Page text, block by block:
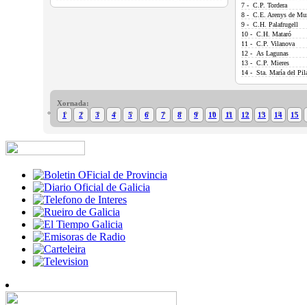
7 - C.P. Tordera
8 - C.E. Arenys de
9 - C.H. Palafrugell
10 - C.H. Mataró
11 - C.P. Vilanova
12 - As Lagunas
13 - C.P. Mieres
14 - Sta. María del
Xornada:
1
2 3 4 5 6 7 8 9 10 11 12 13 14 15